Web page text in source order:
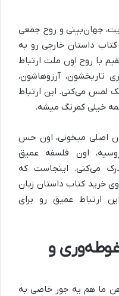
جهان‌بینی و روح جمعی
داستان خارجی رو به
با روح اون ملت ارتباط
تاریخشون، آرزوهاشون،
لمس می‌کنی. این ارتباط
خیلی کمرنگ میشه.
اصلی میخونی، اون حس
اون فلسفه عمیق
می‌کنی. اینجاست که
خرید کتاب داستان زبان
ارتباط عمیق رو برای
و
ما هم یه جور خاصی به